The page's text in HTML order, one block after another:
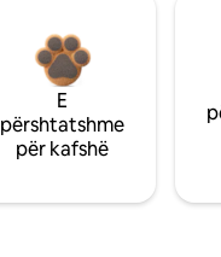
E
përshtatshme
për kafshë